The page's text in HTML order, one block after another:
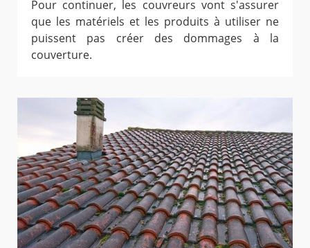
Pour continuer, les couvreurs vont s'assurer
que les matériels et les produits à utiliser ne
puissent pas créer des dommages à la
couverture.